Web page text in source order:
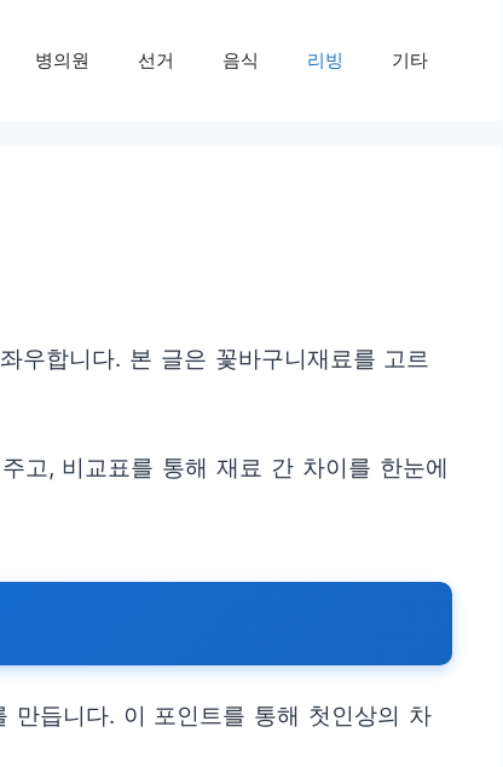
병의원 선거 음식 리빙 기타
우합니다. 본 글은 꽃바구니재료를 고르
고, 비교표를 통해 재료 간 차이를 한눈에
만듭니다. 이 포인트를 통해 첫인상의 차